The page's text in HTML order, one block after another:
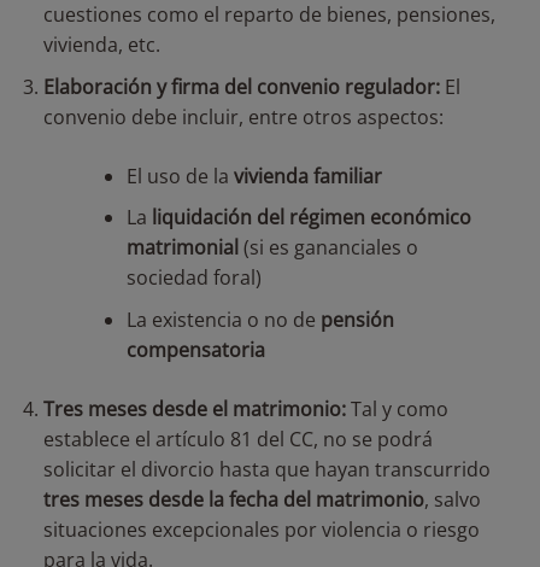
cuestiones como el reparto de bienes, pensiones,
vivienda, etc.
Elaboración y firma del convenio regulador: El
convenio debe incluir, entre otros aspectos:
El uso de la vivienda familiar
La liquidación del régimen económico
matrimonial (si es gananciales o
sociedad foral)
La existencia o no de pensión
compensatoria
Tres meses desde el matrimonio:Tal y como
establece el artículo 81 del CC, no se podrá
solicitar el divorcio hasta que hayan transcurrido
tres meses desde la fecha del matrimonio, salvo
situaciones excepcionales por violencia o riesgo
para la vida.